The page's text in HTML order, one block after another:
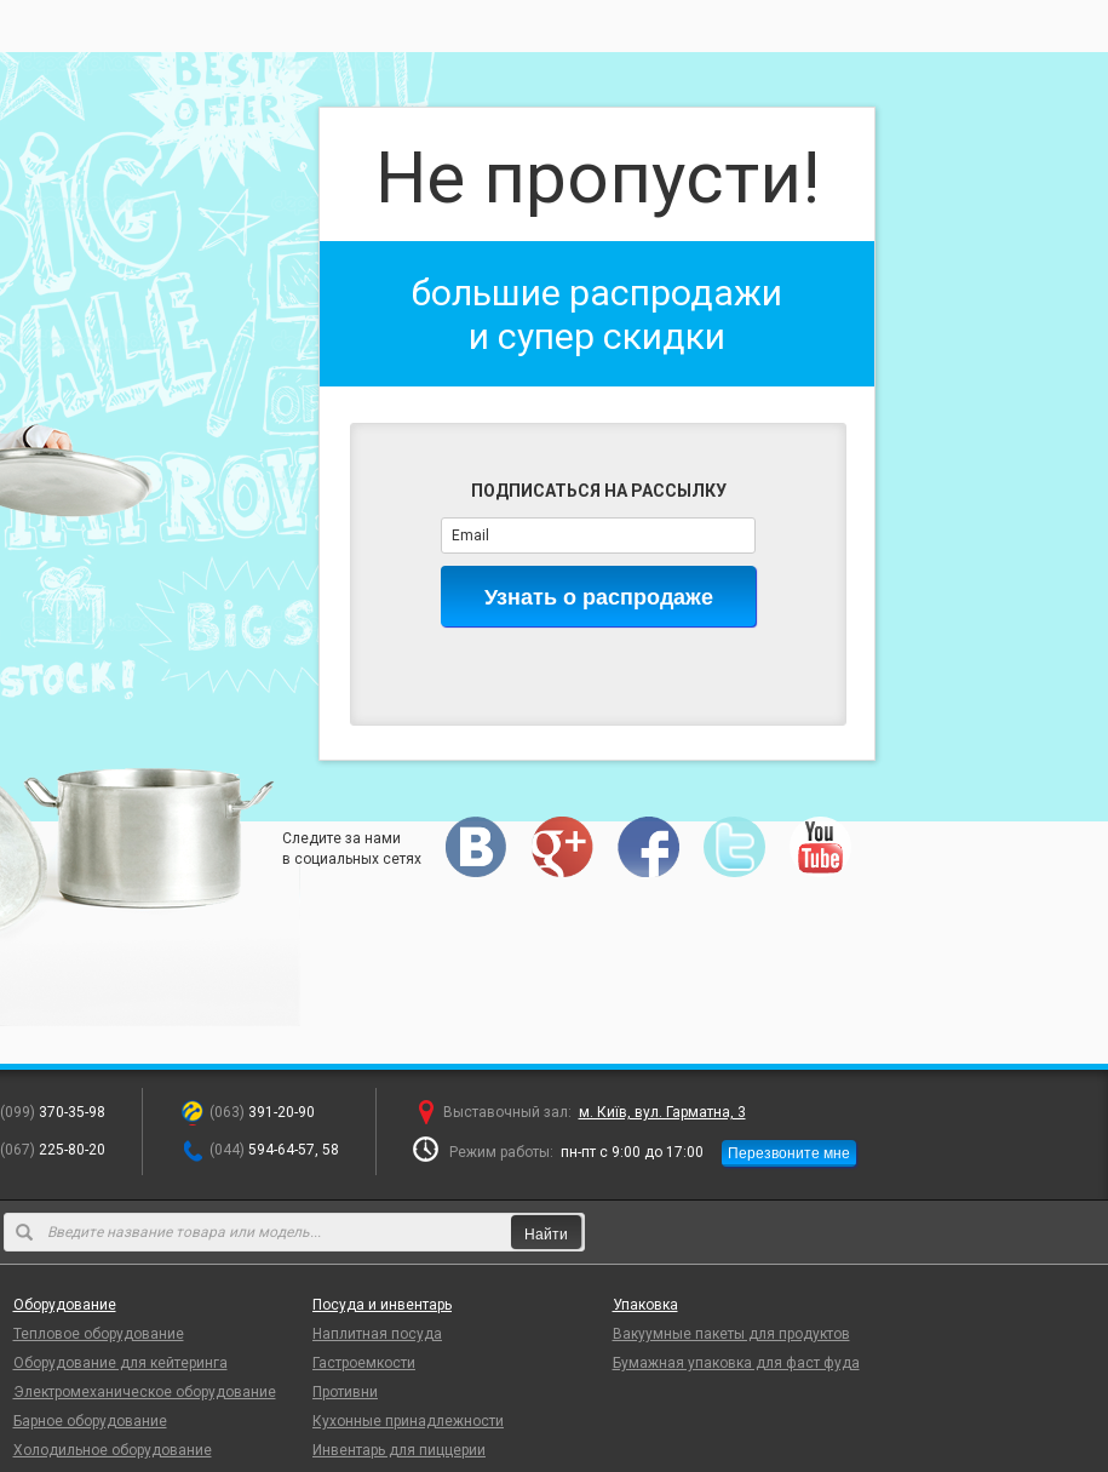
Следите за нами
в социальных сетях
Не пропусти!
большие распродажи
и супер скидки
ПОДПИСАТЬСЯ НА РАССЫЛКУ
Узнать о распродаже
(063) 391-20-90
(044) 594-64-57, 58
(099) 370-35-98
(067) 225-80-20
Выставочный зал: м. Київ, вул. Гарматна, 3
Режим работы: пн-пт с 9:00 до 17:00 Перезвоните мне
Найти
Оборудование
Тепловое оборудование
Оборудование для кейтеринга
Электромеханическое оборудование
Барное оборудование
Холодильное оборудование
Посуда и инвентарь
Наплитная посуда
Гастроемкости
Противни
Кухонные принадлежности
Инвентарь для пиццерии
Упаковка
Вакуумные пакеты для продуктов
Бумажная упаковка для фаст фуда